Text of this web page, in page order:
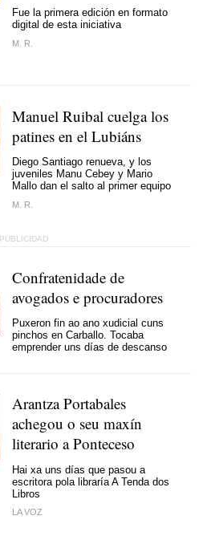
Fue la primera edición en formato
digital de esta iniciativa
M. R.
Manuel Ruibal cuelga los
patines en el Lubiáns
Diego Santiago renueva, y los
juveniles Manu Cebey y Mario
Mallo dan el salto al primer equipo
M. R.
Confratenidade de
avogados e procuradores
Puxeron fin ao ano xudicial cuns
pinchos en Carballo. Tocaba
emprender uns días de descanso
Arantza Portabales
achegou o seu maxín
literario a Ponteceso
Hai xa uns días que pasou a
escritora pola libraría A Tenda dos
Libros
LA VOZ